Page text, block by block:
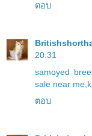
ตอบ
20:31
samoyed
sale near me,
ตอบ